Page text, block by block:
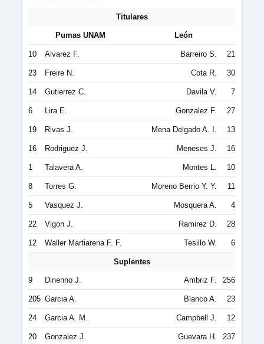
Titulares
Pumas UNAM León
10 Alvarez F. Barreiro S. 21
23 Freire N. Cota R. 30
14 Gutierrez C. Davila V. 7
6 Lira E. Gonzalez F. 27
19 Rivas J. Mena Delgado A. I. 13
16 Rodriguez J. Meneses J. 16
1 Talavera A. Montes L. 10
8 Torres G. Moreno Berrio Y. Y. 11
5 Vasquez J. Mosquera A. 4
22 Vigon J. Ramirez D. 28
12 Waller Martiarena F. F. Tesillo W. 6
Suplentes
9 Dinenno J. Ambriz F. 256
205 Garcia A. Blanco A. 23
24 Garcia A. M. Campbell J. 12
20 Gonzalez J. Guevara H. 237